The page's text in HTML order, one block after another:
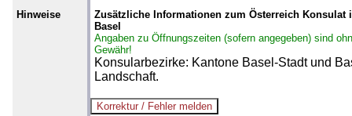
Hinweise
Zusätzliche Informationen zum Österreich Konsulat
Basel
Angaben zu Öffnungszeiten (sofern angegeben) sind
Gewähr!
Konsularbezirke: Kantone Basel-Stadt und
Landschaft.